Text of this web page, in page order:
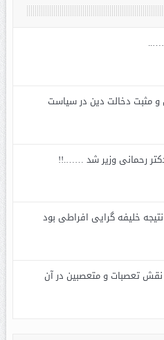
و مثبت دخالت دین در سیاست
رحمانی وزیر شد …….!!
خلیفه گرایی افراطی بود
نقش تعصبات و متعصبین در آن